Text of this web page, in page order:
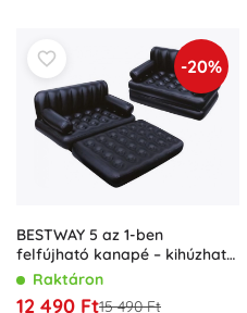
-20%
BESTWAY 5 az 1-ben
felfújható kanapé – kihúzható
ülőgarnitúra és ágy
Raktáron
12 490 Ft15 490 Ft